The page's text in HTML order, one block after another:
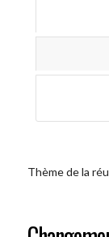
Thème de la